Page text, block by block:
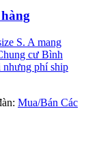
S. A mang
cư Bình
phí ship
Mua/Bán Các